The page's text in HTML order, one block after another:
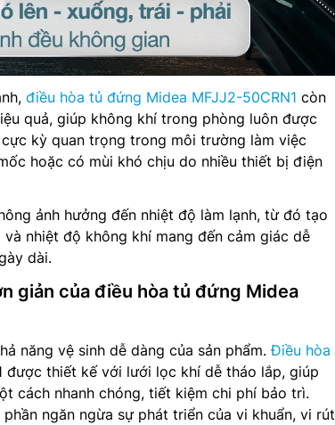
điều hòa tủ đứng Midea MFJJ2-50CRN1 còn
quả, giúp không khí trong phòng luôn được
kỳ quan trọng trong môi trường làm việc
hoặc có mùi khó chịu do nhiều thiết bị điện
ảnh hưởng đến nhiệt độ làm lạnh, từ đó tạo
nhiệt độ không khí mang đến cảm giác dễ
dài.
giản của điều hòa tủ đứng Midea
năng vệ sinh dễ dàng của sản phẩm.Điều hòa
được thiết kế với lưới lọc khí dễ tháo lắp, giúp
cách nhanh chóng, tiết kiệm chi phí bảo trì.
ngăn ngừa sự phát triển của vi khuẩn, vi rút